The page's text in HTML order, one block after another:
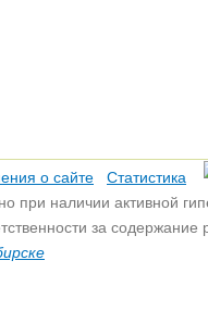
о сайте
Статистика
при наличии активной
за